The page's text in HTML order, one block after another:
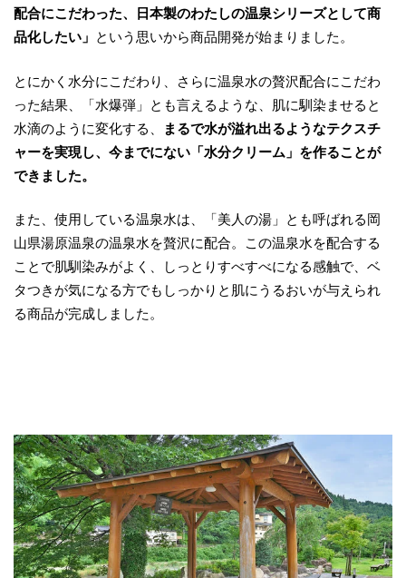
配合にこだわった、日本製のわたしの温泉シリーズとして商
品化したい」 という思いから商品開発が始まりました。
とにかく水分にこだわり、さらに温泉水の贅沢配合にこだわ
った結果、「水爆弾」とも言えるような、肌に馴染ませると
水滴のように変化する、
まるで水が溢れ出るようなテクスチ
ャーを実現し、今までにない「水分クリーム」を作ることが
できました。
また、使用している温泉水は、「美人の湯」とも呼ばれる岡
山県湯原温泉の温泉水を贅沢に配合。この温泉水を配合する
ことで肌馴染みがよく、しっとりすべすべになる感触で、ベ
タつきが気になる方でもしっかりと肌にうるおいが与えられ
る商品が完成しました。